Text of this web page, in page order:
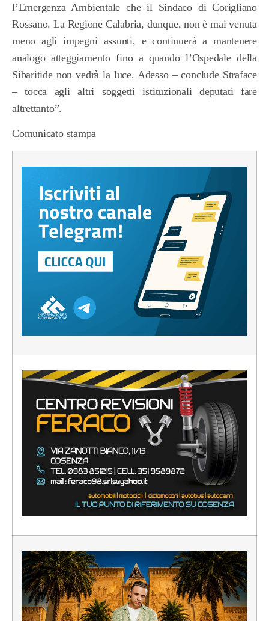
l’Emergenza Ambientale che il Sindaco di Corigliano
Rossano. La Regione Calabria, dunque, non è mai venuta
meno agli impegni assunti, e continuerà a mantenere
analogo atteggiamento fino a quando l’Ospedale della
Sibaritide non vedrà la luce. Adesso – conclude Straface
– tocca agli altri soggetti istituzionali deputati fare
altrettanto”.
Comunicato stampa